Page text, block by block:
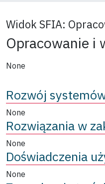
Widok SFIA:
Opracowanie i
None
Rozwój
None
Rozwiązania w
None
Doświadczenia
None